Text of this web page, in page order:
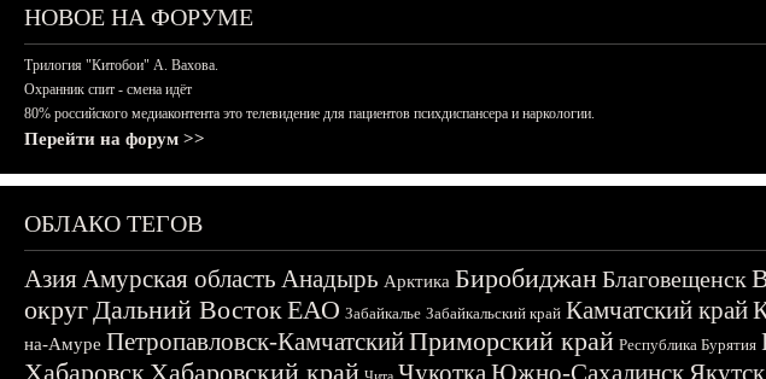
НОВОЕ НА ФОРУМЕ
Трилогия "Китобои" А. Вахова.
Охранник спит - смена идёт
80% российского медиаконтента это телевидение для пациентов психдиспансера и наркологии.
Перейти на форум >>
ОБЛАКО ТЕГОВ
АзияАмурская область Анадырь Арктика БиробиджанБлаговещенск
округДальний ВостокЕАО Забайкалье Забайкальский край Камчатский край
на-Амуре Петропавловск-КамчатскийПриморский край Республика Бурятия
ХабаровскХабаровский край ЧукоткаЮжно-СахалинскЯкутск